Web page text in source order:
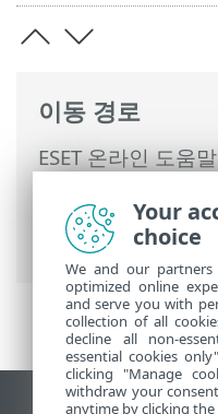
이동 경로
ESET 온라인 도움말
리되는 서비스 공급
Prem> MSP 고객
Your
choice
We and our
optimized online
and serve you with
collection of all
decline all non-
essential cookies
clicking "Manage
withdraw your
anytime by clicking